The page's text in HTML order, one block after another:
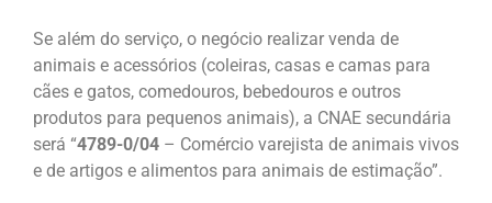
Se além do serviço, o negócio realizar venda de
animais e acessórios (coleiras, casas e camas para
cães e gatos, comedouros, bebedouros e outros
produtos para pequenos animais), a CNAE secundária
será “4789-0/04 – Comércio varejista de animais vivos
e de artigos e alimentos para animais de estimação”.